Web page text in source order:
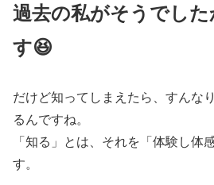
過去の私がそうでした
す😆
だけど知ってしまえたら、すんな
るんですね。
「知る」とは、それを「体験し体
す。